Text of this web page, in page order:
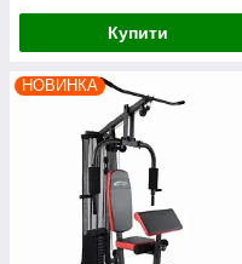
Купити
НОВИНКА